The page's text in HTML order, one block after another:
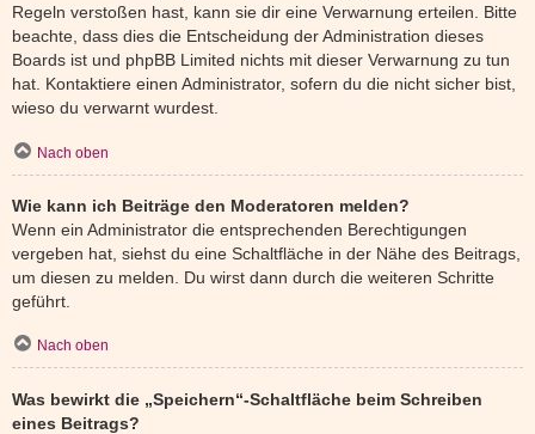
Regeln verstoßen hast, kann sie dir eine Verwarnung erteilen. Bitte
beachte, dass dies die Entscheidung der Administration dieses
Boards ist und phpBB Limited nichts mit dieser Verwarnung zu tun
hat. Kontaktiere einen Administrator, sofern du die nicht sicher bist,
wieso du verwarnt wurdest.
Nach oben
Wie kann ich Beiträge den Moderatoren melden?
Wenn ein Administrator die entsprechenden Berechtigungen
vergeben hat, siehst du eine Schaltfläche in der Nähe des Beitrags,
um diesen zu melden. Du wirst dann durch die weiteren Schritte
geführt.
Nach oben
Was bewirkt die „Speichern“-Schaltfläche beim Schreiben
eines Beitrags?